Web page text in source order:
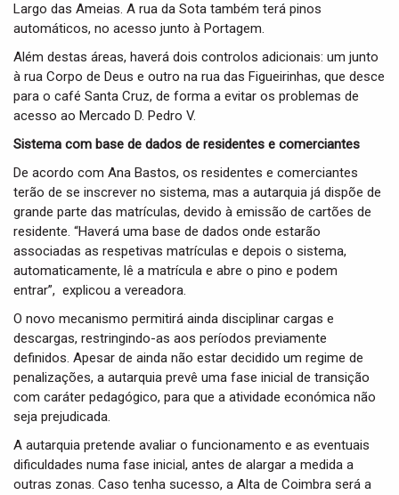
Largo das Ameias. A rua da Sota também terá pinos
automáticos, no acesso junto à Portagem.
Além destas áreas, haverá dois controlos adicionais: um junto
à rua Corpo de Deus e outro na rua das Figueirinhas, que desce
para o café Santa Cruz, de forma a evitar os problemas de
acesso ao Mercado D. Pedro V.
Sistema com base de dados de residentes e comerciantes
De acordo com Ana Bastos, os residentes e comerciantes
terão de se inscrever no sistema, mas a autarquia já dispõe de
grande parte das matrículas, devido à emissão de cartões de
residente. “Haverá uma base de dados onde estarão
associadas as respetivas matrículas e depois o sistema,
automaticamente, lê a matrícula e abre o pino e podem
entrar”, explicou a vereadora.
O novo mecanismo permitirá ainda disciplinar cargas e
descargas, restringindo-as aos períodos previamente
definidos. Apesar de ainda não estar decidido um regime de
penalizações, a autarquia prevê uma fase inicial de transição
com caráter pedagógico, para que a atividade económica não
seja prejudicada.
A autarquia pretende avaliar o funcionamento e as eventuais
dificuldades numa fase inicial, antes de alargar a medida a
outras zonas. Caso tenha sucesso, a Alta de Coimbra será a